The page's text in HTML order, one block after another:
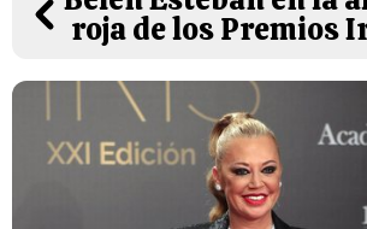
roja de los Premios